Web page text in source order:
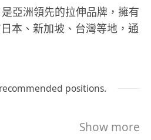
亞洲領先的拉伸品牌，擁有
本、新加坡、台灣等地，通
術改變全球健康面貌。承
業與團隊精神，我們打造
我們為客戶（從運動員到上
方式。
positions.
Show more